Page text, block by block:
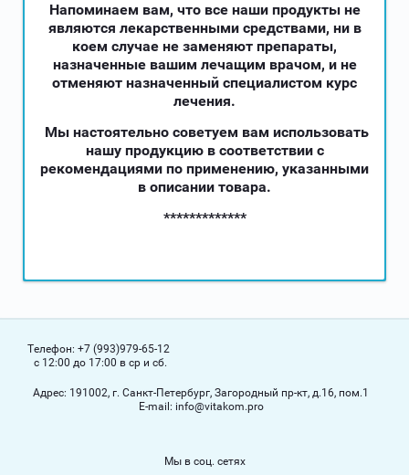
Напоминаем вам, что все наши продукты не
являются лекарственными средствами, ни в
коем случае не заменяют препараты,
назначенные вашим лечащим врачом, и не
отменяют назначенный специалистом курс
лечения.
Мы настоятельно советуем вам использовать
нашу продукцию в соответствии с
рекомендациями по применению, указанными
в описании товара.
*************
Телефон: +7 (993)979-65-12
с 12:00 до 17:00 в ср и сб.
Адрес: 191002, г. Санкт-Петербург, Загородный пр-кт, д.16, пом.1
Е-mail: info@vitakom.pro
Мы в соц. сетях